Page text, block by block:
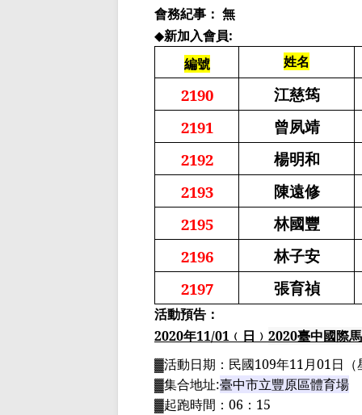
會務紀事： 無
◆新加入會員:
編號
姓名
2190
江慈筠
2191
曾夙靖
2192
楊明和
2193
陳遠修
2195
林國豐
2196
林子安
2197
張育禎
活動預告：
2020年11/01 ﹙日﹚ 2020臺中國際
▓活動日期： 民國109年11月01日
▓集合地址:臺中市立豐原區體育場
▓起跑時間： 06 ： 15